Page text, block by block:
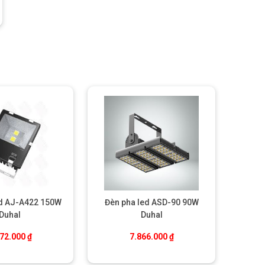
₫.
AJ-A422 150W
Duhal
₫
Đèn pha led ASD-90 90W
Duhal
7.866.000₫